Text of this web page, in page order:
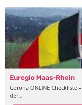
Euregio Maas-Rhein
Corona ONLINE Checkliste
der…